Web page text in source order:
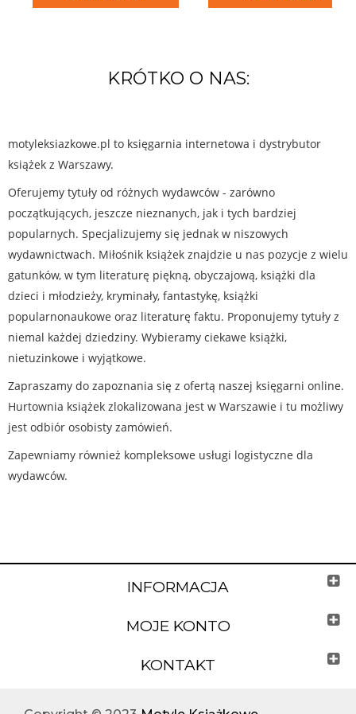
KRÓTKO O NAS:
motyleksiazkowe.pl to księgarnia internetowa i dystrybutor
książek z Warszawy.
Oferujemy tytuły od różnych wydawców - zarówno
początkujących, jeszcze nieznanych, jak i tych bardziej
popularnych. Specjalizujemy się jednak w niszowych
wydawnictwach. Miłośnik książek znajdzie u nas pozycje z wielu
gatunków, w tym literaturę piękną, obyczajową, książki dla
dzieci i młodzieży, kryminały, fantastykę, książki
popularnonaukowe oraz literaturę faktu. Proponujemy tytuły z
niemal każdej dziedziny. Wybieramy ciekawe książki,
nietuzinkowe i wyjątkowe.
Zapraszamy do zapoznania się z ofertą naszej księgarni online.
Hurtownia książek zlokalizowana jest w Warszawie i tu możliwy
jest odbiór osobisty zamówień.
Zapewniamy również kompleksowe usługi logistyczne dla
wydawców.
INFORMACJA
MOJE KONTO
KONTAKT